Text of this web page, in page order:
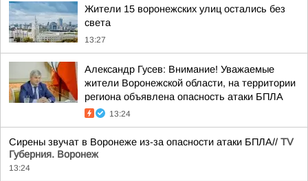
Жители 15 воронежских улиц остались без
света
13:27
Александр Гусев: Внимание! Уважаемые
жители Воронежской области, на территории
региона объявлена опасность атаки БПЛА
13:24
Сирены звучат в Воронеже из-за опасности атаки БПЛА// TV
Губерния. Воронеж
13:24